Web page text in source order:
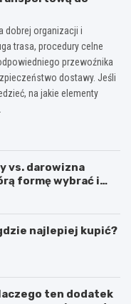
dobrej organizacji i
trasa, procedury celne
przewoźnika
dostawy. Jeśli
na jakie elementy
vs. darowizna
formę wybrać i
najlepiej kupić?
ten dodatek